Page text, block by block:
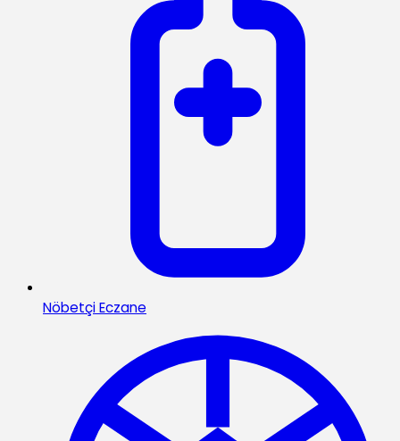
Nöbetçi Eczane